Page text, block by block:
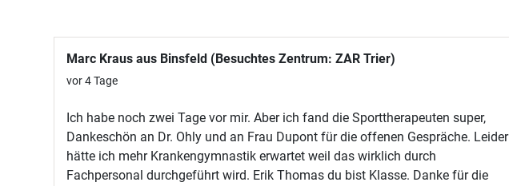
Marc Kraus aus Binsfeld (Besuchtes Zentrum: ZAR Trier)
vor 4 Tage
Ich habe noch zwei Tage vor mir. Aber ich fand die Sporttherapeuten super,
Dankeschön an Dr. Ohly und an Frau Dupont für die offenen Gespräche. Leider
hätte ich mehr Krankengymnastik erwartet weil das wirklich durch
Fachpersonal durchgeführt wird. Erik Thomas du bist Klasse. Danke für die